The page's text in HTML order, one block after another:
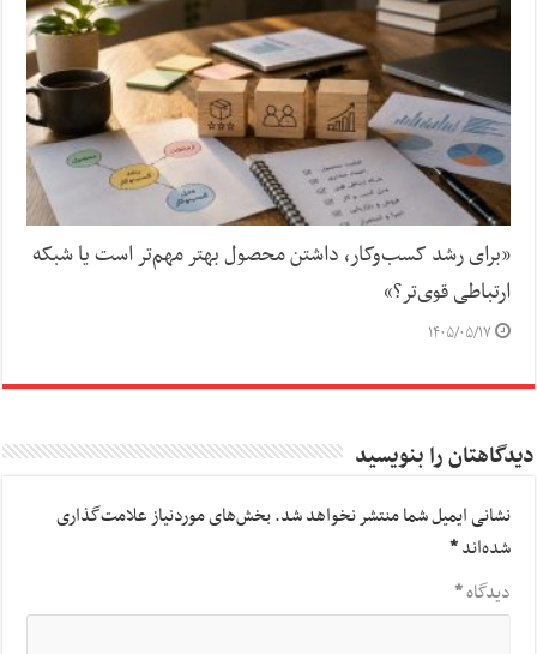
«برای رشد کسب‌وکار، داشتن محصول بهتر مهم‌تر است یا شبکه
ارتباطی قوی‌تر؟»
۱۴۰۵/۰۵/۱۷
دیدگاهتان را بنویسید
نشانی ایمیل شما منتشر نخواهد شد.بخش‌های موردنیاز علامت‌گذاری
شده‌اند*
دیدگاه*